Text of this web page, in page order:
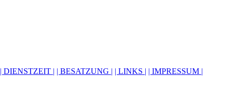
| DIENSTZEIT | | BESATZUNG | | LINKS | | IMPRESSUM |